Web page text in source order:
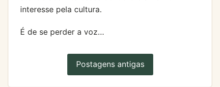
interesse pela cultura.
É de se perder a voz…
Postagens antigas